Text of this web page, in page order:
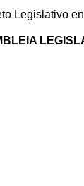
Legislativo